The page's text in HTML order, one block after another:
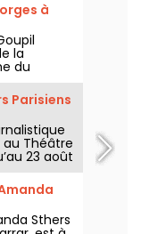
à
la
du
15
Parisiens
au Théâtre
23 août
mardi au
Sthers